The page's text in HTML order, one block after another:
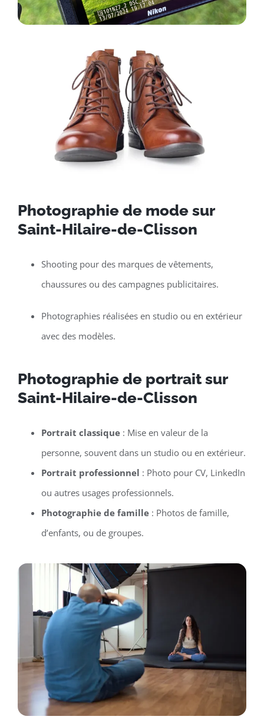
Photographie de mode sur
Saint-Hilaire-de-Clisson
Shooting pour des marques de vêtements,
chaussures ou des campagnes publicitaires.
Photographies réalisées en studio ou en extérieur
avec des modèles.
Photographie de portrait sur
Saint-Hilaire-de-Clisson
Portrait classique: Mise en valeur de la
personne, souvent dans un studio ou en extérieur.
Portrait professionnel : Photo pour CV, LinkedIn
ou autres usages professionnels.
Photographie de famille: Photos de famille,
d’enfants, ou de groupes.